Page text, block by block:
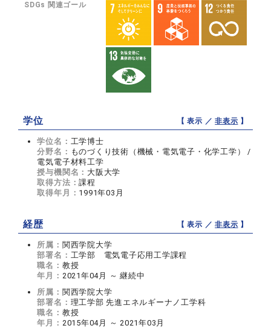
SDGs 関連ゴール
学位 【 表示 ／非表示 】
学位名： 工学博士
分野名： ものづくり技術（機械・電気電子・化学工学） /
電気電子材料工学
授与機関名： 大阪大学
取得方法：課程
取得年月： 1991年03月
経歴 【 表示 ／非表示 】
所属： 関西学院大学
部署名： 工学部 電気電子応用工学課程
職名： 教授
年月： 2021年04月 ～ 継続中
所属： 関西学院大学
部署名： 理工学部 先進エネルギーナノ工学科
職名： 教授
年月： 2015年04月 ～ 2021年03月